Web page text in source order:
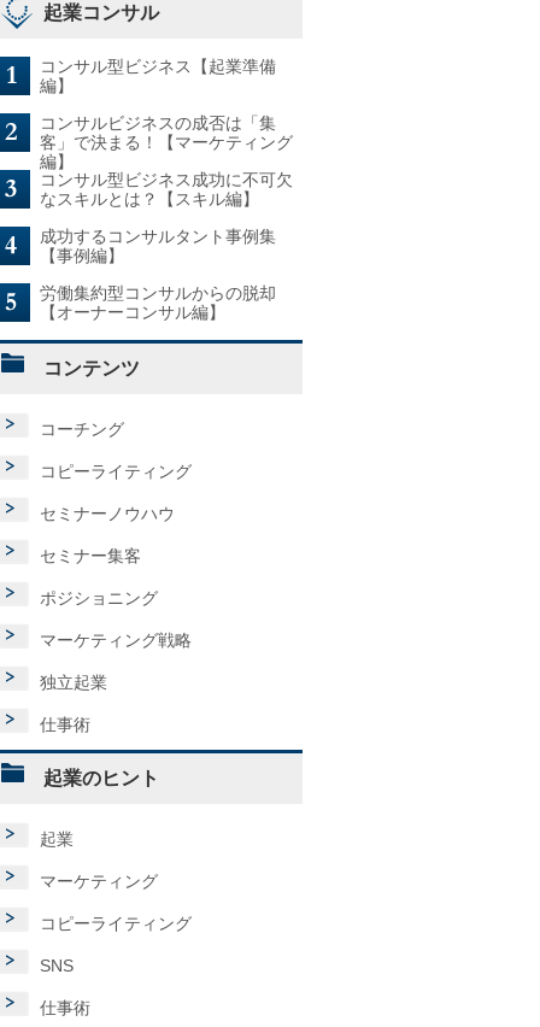
起業コンサル
コンサル型ビジネス【起業準備
編】
コンサルビジネスの成否は「集
客」で決まる！【マーケティング
編】
コンサル型ビジネス成功に不可欠
なスキルとは？【スキル編】
成功するコンサルタント事例集
【事例編】
労働集約型コンサルからの脱却
【オーナーコンサル編】
コンテンツ
コーチング
コピーライティング
セミナーノウハウ
セミナー集客
ポジショニング
マーケティング戦略
独立起業
仕事術
起業のヒント
起業
マーケティング
コピーライティング
SNS
仕事術